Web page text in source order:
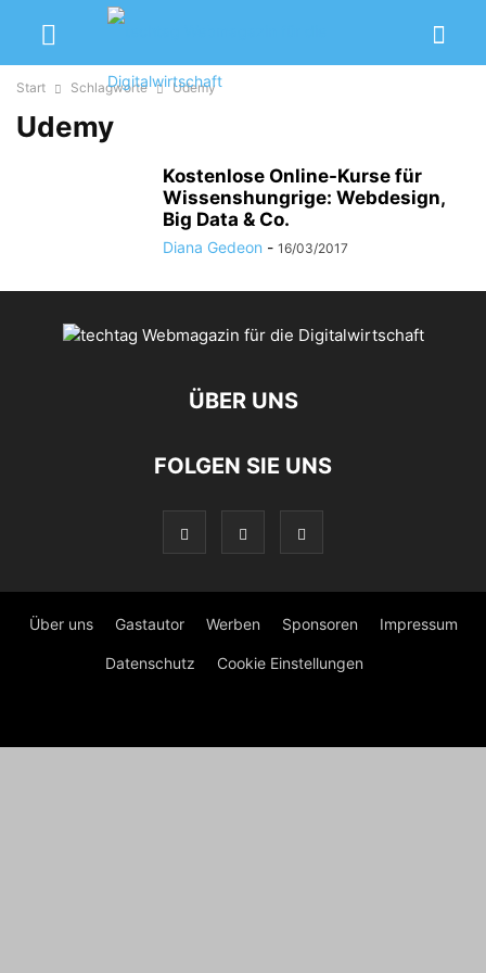
Start Schlagworte Udemy
Udemy
Kostenlose Online-Kurse für
Wissenshungrige: Webdesign,
Big Data & Co.
Diana Gedeon - 16/03/2017
ÜBER UNS
FOLGEN SIE UNS
Über uns Gastautor Werben Sponsoren Impressum
Datenschutz Cookie Einstellungen